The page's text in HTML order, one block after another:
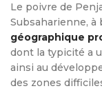
Le poivre de
Subsaharienne, à
géographique
dont la typicité a
ainsi au
des zones